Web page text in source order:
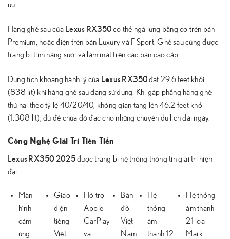
ưu.
Hàng ghế sau của Lexus RX350có thể ngả lưng bằng cơ trên bản
Premium, hoặc điện trên bản Luxury và F Sport. Ghế sau cũng được
trang bị tính năng sưởi và làm mát trên các bản cao cấp.
Dung tích khoang hành lý của Lexus RX350đạt 29.6 feet khối
(838 lít) khi hàng ghế sau đang sử dụng. Khi gập phẳng hàng ghế
thứ hai theo tỷ lệ 40/20/40, không gian tăng lên 46.2 feet khối
(1.308 lít), đủ để chứa đồ đạc cho những chuyến du lịch dài ngày.
Công Nghệ Giải Trí Tiên Tiến
Lexus RX350 2025được trang bị hệ thống thông tin giải trí hiện
đại:
Màn
hình
cảm
ứng
Giao
diện
tiếng
Việt
Hỗ trợ
Apple
CarPlay
và
Bản
đồ
Việt
Nam
Hệ
thống
âm
thanh 12
Hệ thống
âm thanh
21 loa
Mark